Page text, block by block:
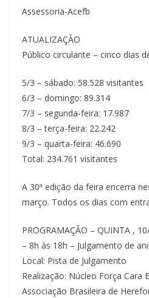
Assessoria-Acefb
ATUALIZAÇÃO
Público circulante – cinco dias
5/3 – sábado: 58.528 visitantes
6/3 – domingo: 89.314
7/3 – segunda-feira: 17.987
8/3 – terça-feira: 22.242
9/3 – quarta-feira: 46.690
Total: 234.761 visitantes
A 30ª edição da feira encerra
março. Todos os dias com
PROGRAMAÇÃO – QUINTA ,
– 8h às 18h – Julgamento de
Local: Pista de Julgamento
Realização: Núcleo Força Cara
Associação Brasileira de